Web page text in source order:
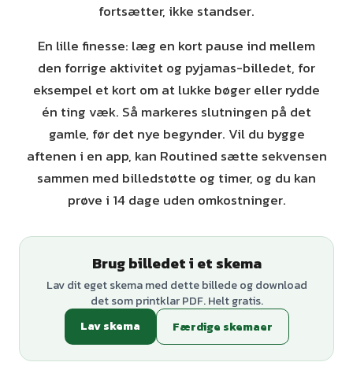
fortsætter, ikke standser.
En lille finesse: læg en kort pause ind mellem
den forrige aktivitet og pyjamas-billedet, for
eksempel et kort om at lukke bøger eller rydde
én ting væk. Så markeres slutningen på det
gamle, før det nye begynder. Vil du bygge
aftenen i en app, kan Routined sætte sekvensen
sammen med billedstøtte og timer, og du kan
prøve i 14 dage uden omkostninger.
Brug billedet i et skema
Lav dit eget skema med dette billede og download
det som printklar PDF. Helt gratis.
Lav skema
Færdige skemaer